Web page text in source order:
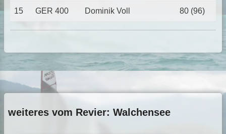
15 GER 400 Dominik Voll 80 (96)
weiteres vom Revier: Walchensee